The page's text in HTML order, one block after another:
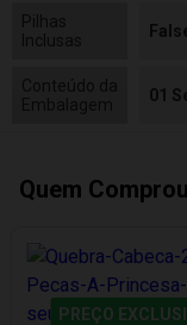
Pilhas
Inclusas
Conteúdo da
01
Quem
PREÇO